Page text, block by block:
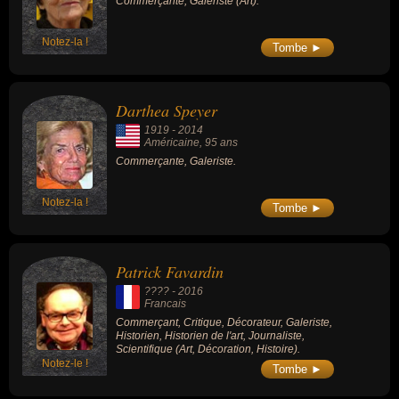
Notez-la ! Tombe ►
Notez-la !
Darthea Speyer
1919 - 2014
Américaine, 95 ans
Commerçante, Galeriste.
Tombe ►
Notez-le !
Patrick Favardin
???? - 2016
Francais
Commerçant, Critique, Décorateur, Galeriste,
Historien, Historien de l'art, Journaliste,
Scientifique (Art, Décoration, Histoire).
Tombe ►